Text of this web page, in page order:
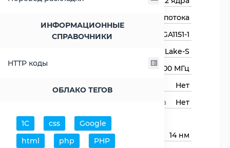
ИНФОРМАЦИОННЫЕ
СПРАВОЧНИКИ
HTTP коды
ОБЛАКО ТЕГОВ
1С css
Google
html
php
PHP
4 потока
Сокет (разъём)
LGA1151-1
Kaby Lake-S
Базовая частота
2900 МГц
Авторазгон
Нет
Свободный множитель процессора
Нет
Процессор
Технологический процесс
14 нм